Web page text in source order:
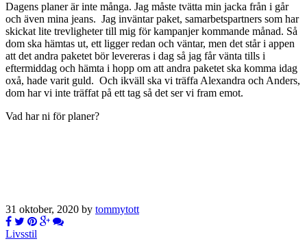
Dagens planer är inte många. Jag måste tvätta min jacka från i går
och även mina jeans. Jag inväntar paket, samarbetspartners som har
skickat lite trevligheter till mig för kampanjer kommande månad. Så
dom ska hämtas ut, ett ligger redan och väntar, men det står i appen
att det andra paketet bör levereras i dag så jag får vänta tills i
eftermiddag och hämta i hopp om att andra paketet ska komma idag
oxå, hade varit guld. Och ikväll ska vi träffa Alexandra och Anders,
dom har vi inte träffat på ett tag så det ser vi fram emot.
Vad har ni för planer?
31 oktober, 2020 by tommytott
Livsstil